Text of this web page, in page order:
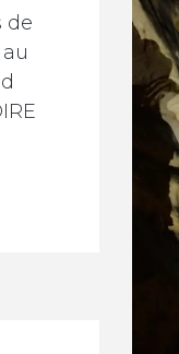
de